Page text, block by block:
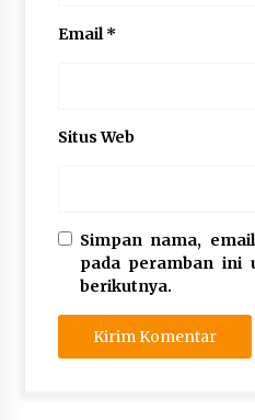
Email *
Situs Web
Simpan nama,
pada peramban ini
berikutnya.